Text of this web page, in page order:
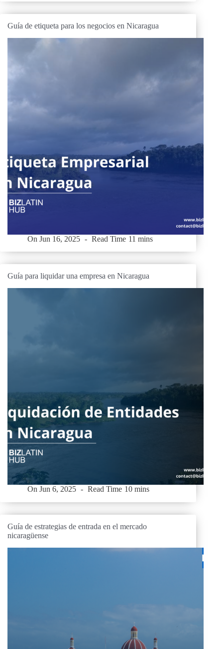
Guía de etiqueta para los negocios en Nicaragua
On Jun 16, 2025 Read Time 11 mins
Guía para liquidar una empresa en Nicaragua
On Jun 6, 2025 Read Time 10 mins
Guía de estrategias de entrada en el mercado
nicaragüense